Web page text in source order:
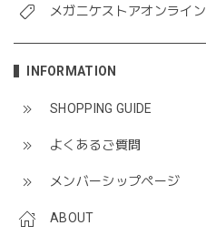
メガニケストアオンライン
INFORMATION
SHOPPING GUIDE
よくあるご質問
メンバーシップページ
ABOUT